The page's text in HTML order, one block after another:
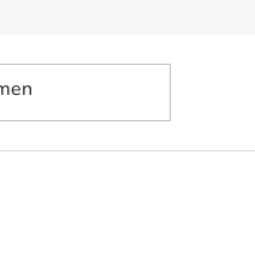
RETURNĂRI DE BUNURI